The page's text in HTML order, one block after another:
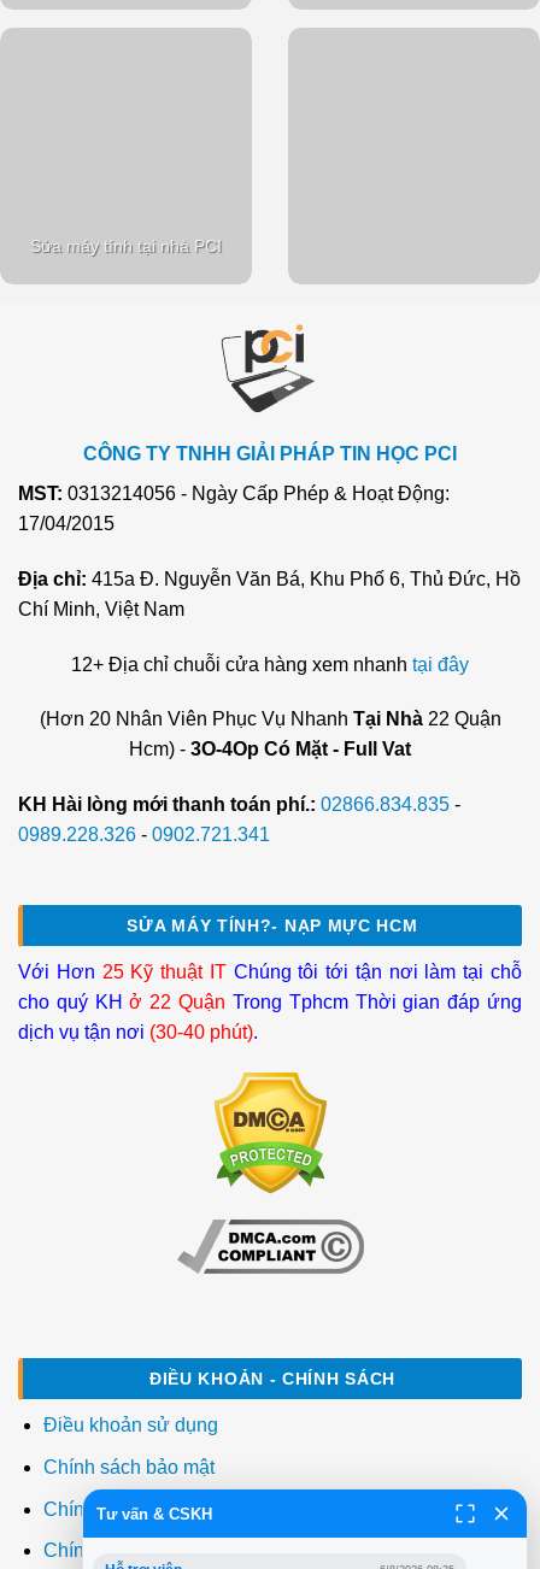
Sửa máy tính tại nhà PCI
CÔNG TY TNHH GIẢI PHÁP TIN HỌC PCI
MST: 0313214056 - Ngày Cấp Phép & Hoạt Động:
17/04/2015
Địa chỉ: 415a Đ. Nguyễn Văn Bá, Khu Phố 6, Thủ Đức, Hồ
Chí Minh, Việt Nam
12+ Địa chỉ chuỗi cửa hàng xem nhanh tại đây
(Hơn 20 Nhân Viên Phục Vụ Nhanh Tại Nhà22 Quận
Hcm) - 3O-4Op Có Mặt - Full Vat
KH Hài lòng mới thanh toán phí.: 02866.834.835 -
0989.228.326 - 0902.721.341
SỬA MÁY TÍNH?- NẠP MỰC HCM
Với Hơn 25 Kỹ thuật ITChúng tôi tới tận nơi làm tại chỗ
cho quý KHở 22 Quận Trong Tphcm Thời gian đáp ứng
dịch vụ tận nơi (30-40 phút).
ĐIỀU KHOẢN - CHÍNH SÁCH
Điều khoản sử dụng
Chính sách bảo mật
Chính sách thanh toán
Chính sách giao hàng
Tư vấn & CSKH